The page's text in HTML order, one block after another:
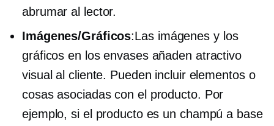
abrumar al lector.
Imágenes/Gráficos:Las imágenes y los
gráficos en los envases añaden atractivo
visual al cliente. Pueden incluir elementos o
cosas asociadas con el producto. Por
ejemplo, si el producto es un champú a base